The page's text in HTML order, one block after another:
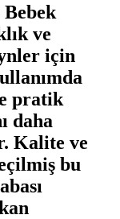
ve
için
pratik
daha
Kalite ve
bu